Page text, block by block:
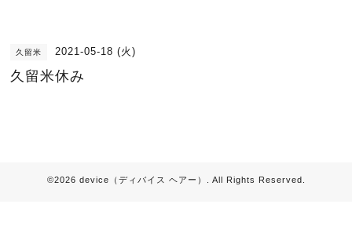
久留米 2021-05-18 (火)
久留米休み
©2026 device（ディバイス ヘアー） . All Rights Reserved.